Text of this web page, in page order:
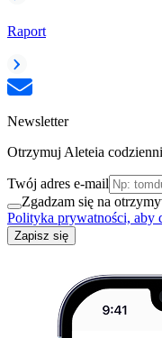
Raport
Newsletter
Otrzymuj Aleteia
Twój adres e-mail
Zgadzam się na
Polityka prywatności, aby
Zapisz się